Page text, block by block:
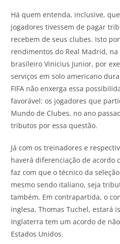
Há quem entenda, inclusive,
jogadores tivessem de pagar
recebem de seus clubes. Isto
rendimentos do Real Madrid, na
brasileiro Vinicius Junior, por
serviços em solo americano
FIFA não enxerga essa
favorável: os jogadores que
Mundo de Clubes, no ano
tributos por essa questão.
Já com os treinadores e
haverá diferenciação de acordo
faz com que o técnico da
mesmo sendo italiano, seja
também. Em contrapartida, o
inglesa, Thomas Tuchel, estará
Inglaterra tem um acordo de
Estados Unidos.